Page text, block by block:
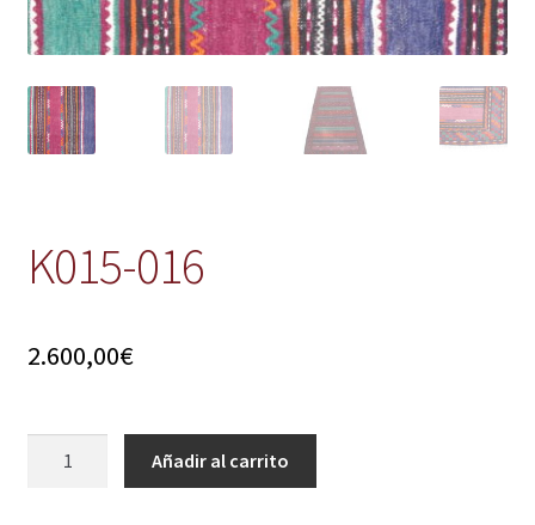
K015-016
2.600,00€
Añadir al carrito